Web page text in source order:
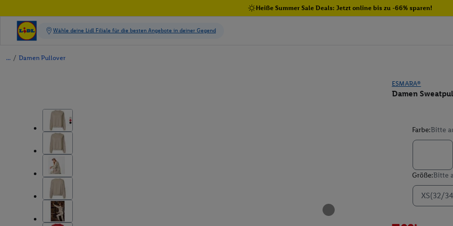
Heiße Summer Sale Deals: Jetzt online bis zu -66% sparen!
/ Damen Pullover
ESMARA®
Damen
Farbe:Bitte
Größe:Bitte
XS(32/